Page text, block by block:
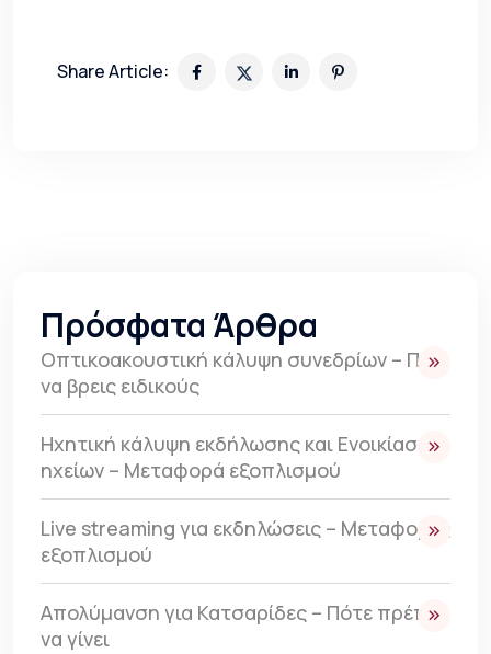
Share Article:
Πρόσφατα Άρθρα
Οπτικοακουστική κάλυψη συνεδρίων – Πως
να βρεις ειδικούς
Ηχητική κάλυψη εκδήλωσης και Ενοικίαση
ηχείων – Μεταφορά εξοπλισμού
Live streaming για εκδηλώσεις – Μεταφορές
εξοπλισμού
Απολύμανση για Κατσαρίδες – Πότε πρέπει
να γίνει